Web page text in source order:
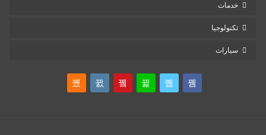
خدمات
تكنولوجيا
سيارات